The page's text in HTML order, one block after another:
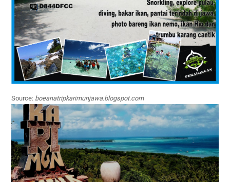
Source: boeanatripkarimunjawa.blogspot.com